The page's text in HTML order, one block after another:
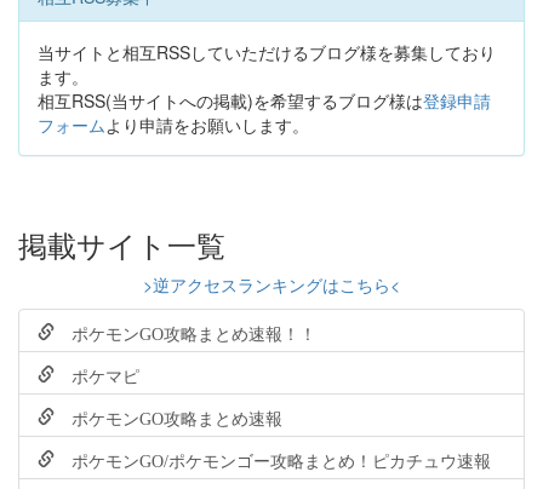
当サイトと相互RSSしていただけるブログ様を募集しており
ます。
相互RSS(当サイトへの掲載)を希望するブログ様は登録申請
フォームより申請をお願いします。
掲載サイト一覧
>逆アクセスランキングはこちら<
ポケモンGO攻略まとめ速報！！
ポケマピ
ポケモンGO攻略まとめ速報
ポケモンGO/ポケモンゴー攻略まとめ！ピカチュウ速報